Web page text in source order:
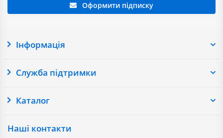
Оформити підписку
Інформація
Служба підтримки
Каталог
Наші контакти